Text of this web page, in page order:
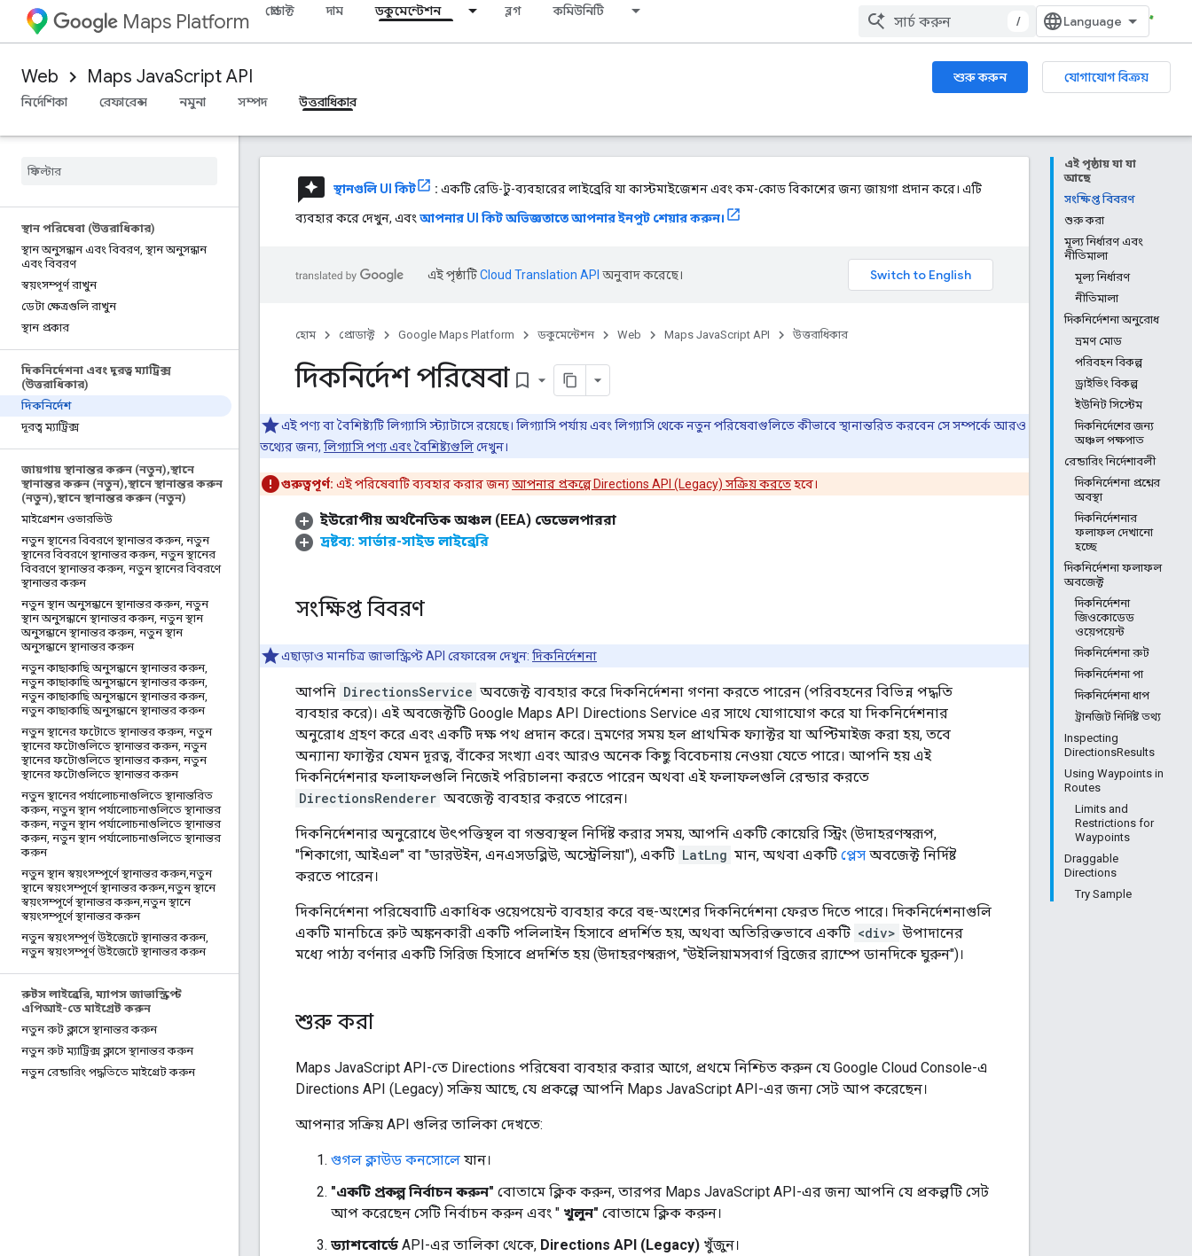
Maps Platform প্রোডাক্ট দাম ডকুমেন্টেশন ব্লগ কমিউনিটি
/
Web Maps JavaScript API শুরু করুন
যোগাযোগ বিক্রয়
নির্দেশিকা
রেফারেন্স নমুনা সম্পদ উত্তরাধিকার
স্থান পরিষেবা (উত্তরাধিকার)
স্থান অনুসন্ধান এবং বিবরণ, স্থান অনুসন্ধান
এবং বিবরণ
স্বয়ংসম্পূর্ণ রাখুন
ডেটা ক্ষেত্রগুলি রাখুন
স্থান প্রকার
দিকনির্দেশনা এবং দূরত্ব ম্যাট্রিক্স
(উত্তরাধিকার)
দিকনির্দেশ
দূরত্ব ম্যাট্রিক্স
জায়গায় স্থানান্তর করুন (নতুন),স্থানে
স্থানান্তর করুন (নতুন),স্থানে স্থানান্তর করুন
(নতুন),স্থানে স্থানান্তর করুন (নতুন)
মাইগ্রেশন ওভারভিউ
নতুন স্থানের বিবরণে স্থানান্তর করুন, নতুন
স্থানের বিবরণে স্থানান্তর করুন, নতুন স্থানের
বিবরণে স্থানান্তর করুন, নতুন স্থানের বিবরণে
স্থানান্তর করুন
নতুন স্থান অনুসন্ধানে স্থানান্তর করুন, নতুন
স্থান অনুসন্ধানে স্থানান্তর করুন, নতুন স্থান
অনুসন্ধানে স্থানান্তর করুন, নতুন স্থান
অনুসন্ধানে স্থানান্তর করুন
নতুন কাছাকাছি অনুসন্ধানে স্থানান্তর করুন,
নতুন কাছাকাছি অনুসন্ধানে স্থানান্তর করুন,
নতুন কাছাকাছি অনুসন্ধানে স্থানান্তর করুন,
নতুন কাছাকাছি অনুসন্ধানে স্থানান্তর করুন
নতুন স্থানের ফটোতে স্থানান্তর করুন, নতুন
স্থানের ফটোগুলিতে স্থানান্তর করুন, নতুন
স্থানের ফটোগুলিতে স্থানান্তর করুন, নতুন
স্থানের ফটোগুলিতে স্থানান্তর করুন
নতুন স্থানের পর্যালোচনাগুলিতে স্থানান্তরিত
করুন, নতুন স্থান পর্যালোচনাগুলিতে স্থানান্তর
করুন, নতুন স্থান পর্যালোচনাগুলিতে স্থানান্তর
করুন, নতুন স্থান পর্যালোচনাগুলিতে স্থানান্তর
করুন
নতুন স্থান স্বয়ংসম্পূর্ণে স্থানান্তর করুন,নতুন
স্থানে স্বয়ংসম্পূর্ণে স্থানান্তর করুন,নতুন স্থানে
স্বয়ংসম্পূর্ণে স্থানান্তর করুন,নতুন স্থানে
স্বয়ংসম্পূর্ণে স্থানান্তর করুন
নতুন স্বয়ংসম্পূর্ণ উইজেটে স্থানান্তর করুন,
নতুন স্বয়ংসম্পূর্ণ উইজেটে স্থানান্তর করুন
রুটস লাইব্রেরি, ম্যাপস জাভাস্ক্রিপ্ট
এপিআই-তে মাইগ্রেট করুন
নতুন রুট ক্লাসে স্থানান্তর করুন
নতুন রুট ম্যাট্রিক্স ক্লাসে স্থানান্তর করুন
নতুন রেন্ডারিং পদ্ধতিতে মাইগ্রেট করুন
এই পৃষ্ঠায় যা যা
আছে
সংক্ষিপ্ত বিবরণ
শুরু করা
মূল্য নির্ধারণ এবং
নীতিমালা
মূল্য নির্ধারণ
নীতিমালা
দিকনির্দেশনা অনুরোধ
ভ্রমণ মোড
পরিবহন বিকল্প
ড্রাইভিং বিকল্প
ইউনিট সিস্টেম
দিকনির্দেশের জন্য
অঞ্চল পক্ষপাত
রেন্ডারিং নির্দেশাবলী
দিকনির্দেশনা প্রশ্নের
অবস্থা
দিকনির্দেশনার
ফলাফল দেখানো
হচ্ছে
দিকনির্দেশনা ফলাফল
অবজেক্ট
দিকনির্দেশনা
জিওকোডেড
ওয়েপয়েন্ট
দিকনির্দেশনা রুট
দিকনির্দেশনা পা
দিকনির্দেশনা ধাপ
ট্রানজিট নির্দিষ্ট তথ্য
Inspecting
DirectionsResults
Using Waypoints in
Routes
Limits and
Restrictions for
Waypoints
Draggable
Directions
Try Sample
reviews স্থানগুলি UI কিট : একটি রেডি-টু-ব্যবহারের লাইব্রেরি যা কাস্টমাইজেশন এবং কম-কোড বিকাশের জন্য জায়গা প্রদান করে। এটি
ব্যবহার করে দেখুন, এবংআপনার UI কিট অভিজ্ঞতাতে আপনার ইনপুট শেয়ার করুন।
এই পৃষ্ঠাটিCloud Translation API অনুবাদ করেছে।
হোম প্রোডাক্ট Google Maps Platform ডকুমেন্টেশন Web Maps JavaScript API উত্তরাধিকার
দিকনির্দেশ পরিষেবা bookmark_border
এই পণ্য বা বৈশিষ্ট্যটি লিগ্যাসি স্ট্যাটাসে রয়েছে। লিগ্যাসি পর্যায় এবং লিগ্যাসি থেকে নতুন পরিষেবাগুলিতে কীভাবে স্থানান্তরিত করবেন সে সম্পর্কে আরও
তথ্যের জন্য, লিগ্যাসি পণ্য এবং বৈশিষ্ট্যগুলিদেখুন।
গুরুত্বপূর্ণ: এই পরিষেবাটি ব্যবহার করার জন্যআপনার প্রকল্পে Directions API (Legacy) সক্রিয় করতেহবে।
ইউরোপীয় অর্থনৈতিক অঞ্চল (EEA) ডেভেলপাররা
দ্রষ্টব্য: সার্ভার-সাইড লাইব্রেরি
সংক্ষিপ্ত বিবরণ
এছাড়াও মানচিত্র জাভাস্ক্রিপ্ট API রেফারেন্স দেখুন: দিকনির্দেশনা
আপনি DirectionsService অবজেক্ট ব্যবহার করে দিকনির্দেশনা গণনা করতে পারেন (পরিবহনের বিভিন্ন পদ্ধতি
ব্যবহার করে)। এই অবজেক্টটি Google Maps API Directions Service এর সাথে যোগাযোগ করে যা দিকনির্দেশনার
অনুরোধ গ্রহণ করে এবং একটি দক্ষ পথ প্রদান করে। ভ্রমণের সময় হল প্রাথমিক ফ্যাক্টর যা অপ্টিমাইজ করা হয়, তবে
অন্যান্য ফ্যাক্টর যেমন দূরত্ব, বাঁকের সংখ্যা এবং আরও অনেক কিছু বিবেচনায় নেওয়া যেতে পারে। আপনি হয় এই
দিকনির্দেশনার ফলাফলগুলি নিজেই পরিচালনা করতে পারেন অথবা এই ফলাফলগুলি রেন্ডার করতে
DirectionsRenderer অবজেক্ট ব্যবহার করতে পারেন।
দিকনির্দেশনার অনুরোধে উৎপত্তিস্থল বা গন্তব্যস্থল নির্দিষ্ট করার সময়, আপনি একটি কোয়েরি স্ট্রিং (উদাহরণস্বরূপ,
"শিকাগো, আইএল" বা "ডারউইন, এনএসডব্লিউ, অস্ট্রেলিয়া"), একটি LatLng মান, অথবা একটি প্লেস অবজেক্ট নির্দিষ্ট
করতে পারেন।
দিকনির্দেশনা পরিষেবাটি একাধিক ওয়েপয়েন্ট ব্যবহার করে বহু-অংশের দিকনির্দেশনা ফেরত দিতে পারে। দিকনির্দেশনাগুলি
একটি মানচিত্রে রুট অঙ্কনকারী একটি পলিলাইন হিসাবে প্রদর্শিত হয়, অথবা অতিরিক্তভাবে একটি <div> উপাদানের
মধ্যে পাঠ্য বর্ণনার একটি সিরিজ হিসাবে প্রদর্শিত হয় (উদাহরণস্বরূপ, "উইলিয়ামসবার্গ ব্রিজের র‍্যাম্পে ডানদিকে ঘুরুন")।
শুরু করা
Maps JavaScript API-তে Directions পরিষেবা ব্যবহার করার আগে, প্রথমে নিশ্চিত করুন যে Google Cloud Console-এ
Directions API (Legacy) সক্রিয় আছে, যে প্রকল্পে আপনি Maps JavaScript API-এর জন্য সেট আপ করেছেন।
আপনার সক্রিয় API গুলির তালিকা দেখতে:
গুগল ক্লাউড কনসোলে যান।
"একটি প্রকল্প নির্বাচন করুন" বোতামে ক্লিক করুন, তারপর Maps JavaScript API-এর জন্য আপনি যে প্রকল্পটি সেট
আপ করেছেন সেটি নির্বাচন করুন এবং " খুলুন" বোতামে ক্লিক করুন।
ড্যাশবোর্ডে API-এর তালিকা থেকে, Directions API (Legacy) খুঁজুন।